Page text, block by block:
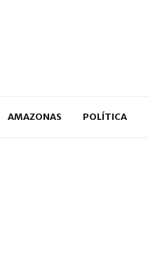
AMAZONAS POLÍTICA